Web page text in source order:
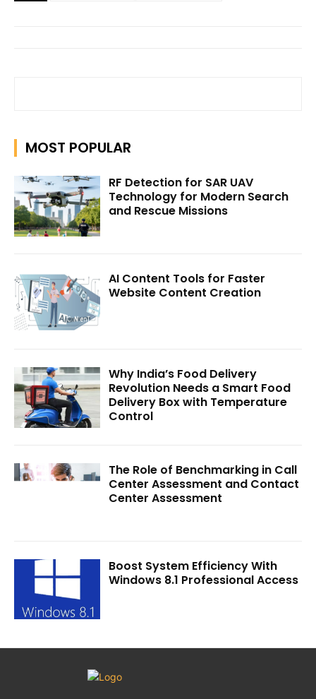
MOST POPULAR
RF Detection for SAR UAV
Technology for Modern Search
and Rescue Missions
AI Content Tools for Faster
Website Content Creation
Why India’s Food Delivery
Revolution Needs a Smart Food
Delivery Box with Temperature
Control
The Role of Benchmarking in Call
Center Assessment and Contact
Center Assessment
Boost System Efficiency With
Windows 8.1 Professional Access